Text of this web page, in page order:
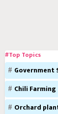
#Top Topics
Government
Chili Farming
Orchard